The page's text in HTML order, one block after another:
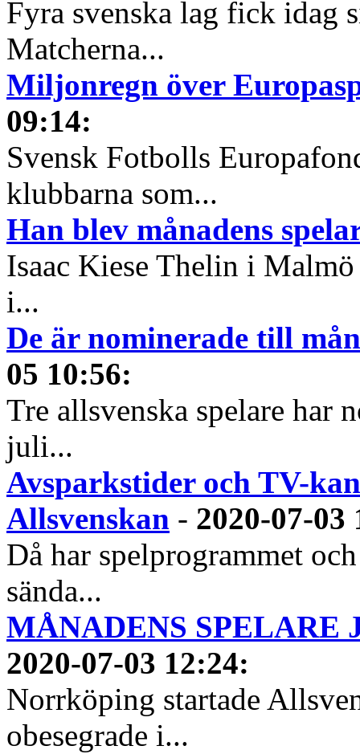
Fyra svenska lag fick idag
Matcherna...
Miljonregn över
09:14:
Svensk Fotbolls
klubbarna som...
Han blev månadens
Isaac Kiese Thelin i
i...
De är nominerade till
05 10:56:
Tre allsvenska spelare har
juli...
Avsparkstider och TV-
Allsvenskan - 2020-07-03
Då har spelprogrammet
sända...
MÅNADENS SPELARE
2020-07-03 12:24:
Norrköping startade
obesegrade i...